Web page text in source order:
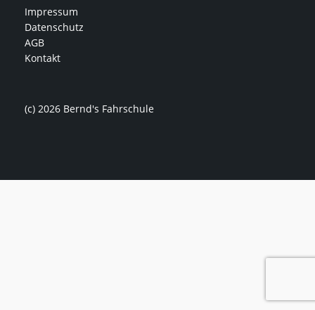
Impressum
Datenschutz
AGB
Kontakt
(c) 2026 Bernd's Fahrschule